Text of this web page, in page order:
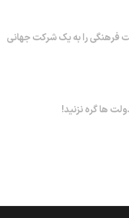
فرهنگی را به یک شرکت جهانی
ها گره نزنید!